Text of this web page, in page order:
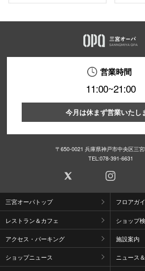
営業時間
11:00~21:00
今月は休まず営業いたし
〒650-0021 兵庫県神戸市中央区三
TEL:078-391-6631
三宮オーパトップ フロアガ
レストラン＆カフェ ショップ
アクセス・パーキング 施設案内
ショップニュース ニュース